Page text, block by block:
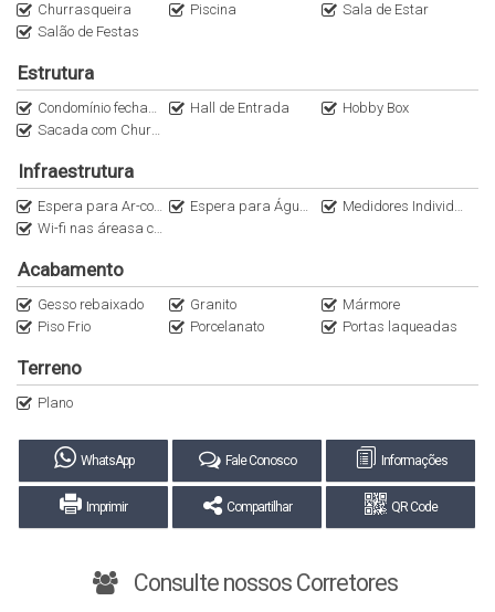
Churrasqueira Piscina
Sala de Estar
Salão de Festas
Estrutura
Condomínio fechado Hall de Entrada
Hobby Box
Sacada com Churrasqueira a Carvão
Infraestrutura
Espera para Ar-condicionado Split Espera para Água Quente
Medidores Individuais
Wi-fi nas áreasa comuns
Acabamento
Gesso rebaixado Granito
Mármore
Piso Frio
Porcelanato Portas laqueadas
Terreno
Plano
WhatsApp Fale Conosco Informações
Imprimir Compartilhar QR Code
Consulte nossos Corretores